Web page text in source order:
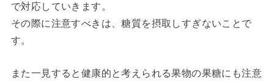
で対応していきます。
その際に注意すべきは、糖質を摂取しすぎないことで
す。
また一見すると健康的と考えられる果物の果糖にも注意